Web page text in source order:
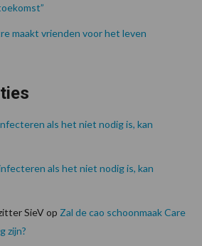
maakt vrienden voor het leven
als het niet nodig is, kan
als het niet nodig is, kan
SieVop Zal de cao schoonmaak Care
zijn?